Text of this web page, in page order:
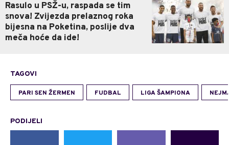
Rasulo u PSŽ-u, raspada se tim
snova! Zvijezda prelaznog roka
bijesna na Poketina, poslije dva
meča hoće da ide!
TAGOVI
PARI SEN ŽERMEN FUDBAL LIGA ŠAMPIONA
PODIJELI